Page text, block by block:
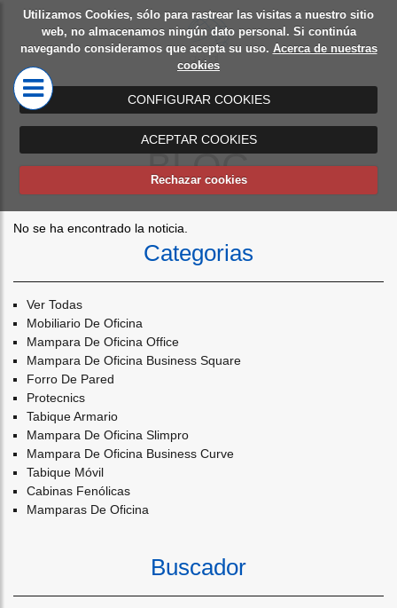
Utilizamos Cookies, sólo para rastrear las visitas a nuestro sitio
web, no almacenamos ningún dato personal. Si continúa
navegando consideramos que acepta su uso. Acerca de nuestras
cookies
CONFIGURAR COOKIES
ACEPTAR COOKIES
Rechazar cookies
Diseño
de
oficinas
Mamparas
de oficina
BLOG
No se ha encontrado la noticia.
Categorias
Ver Todas
Mobiliario De Oficina
Mampara De Oficina Office
Mampara De Oficina Business Square
Forro De Pared
Protecnics
Tabique Armario
Mampara De Oficina Slimpro
Mampara De Oficina Business Curve
Tabique Móvil
Cabinas Fenólicas
Mamparas De Oficina
Buscador